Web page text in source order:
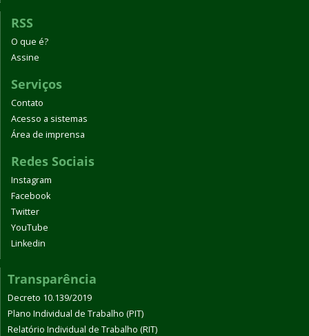
RSS
O que é?
Assine
Serviços
Contato
Acesso a sistemas
Área de imprensa
Redes Sociais
Instagram
Facebook
Twitter
YouTube
Linkedin
Transparência
Decreto 10.139/2019
Plano Individual de Trabalho (PIT)
Relatório Individual de Trabalho (RIT)